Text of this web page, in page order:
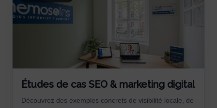
Études de cas SEO & marketing digital
Découvrez des exemples concrets de visibilité locale, de